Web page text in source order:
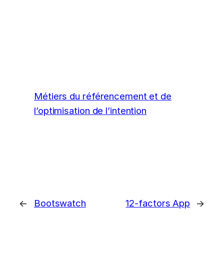
Métiers du référencement et de
l’optimisation de l’intention
← Bootswatch 12-factors App →